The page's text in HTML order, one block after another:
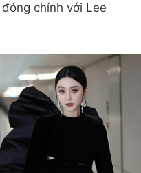
đóng chính với Lee